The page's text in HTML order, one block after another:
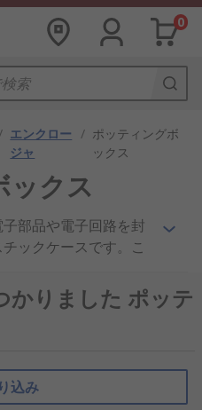
0
エンクロー
ジャ
/ ポッティングボ
ックス
ックス
部品や電子回路を封
ックケースです。こ
の影響から保護され
ンデンサなど様々な
うに機能するのです
かりました ポッテ
込み